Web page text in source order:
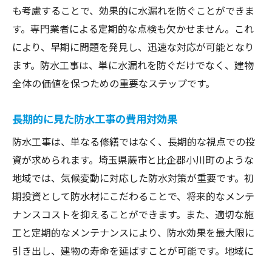
防水工事による建物の耐久性向上の具体例
防水工事がもたらす具体的な効果
実際の施工例から見る成功のポイント
長寿命化を図るための技術革新
実践された防水対策とその結果
施工後のメンテナンス事例
蕨市での防水工事成功事例から学ぶ
蕨市の事例に学ぶ適切な工法選び
地元業者の実績から見る信頼性
成功事例が示す施工の重要ポイント
防水工事がもたらした地域への影響
業者選びが結果に与える影響
も考慮することで、効果的に水漏れを防ぐことができま
す。専門業者による定期的な点検も欠かせません。これ
により、早期に問題を発見し、迅速な対応が可能となり
ます。防水工事は、単に水漏れを防ぐだけでなく、建物
全体の価値を保つための重要なステップです。
長期的に見た防水工事の費用対効果
防水工事は、単なる修繕ではなく、長期的な視点での投
資が求められます。埼玉県蕨市と比企郡小川町のような
地域では、気候変動に対応した防水対策が重要です。初
期投資として防水材にこだわることで、将来的なメンテ
ナンスコストを抑えることができます。また、適切な施
工と定期的なメンテナンスにより、防水効果を最大限に
引き出し、建物の寿命を延ばすことが可能です。地域に